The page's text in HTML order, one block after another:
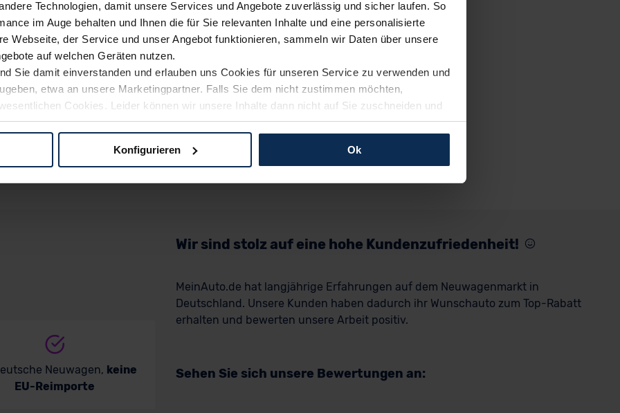
Technologien, damit unsere Services und Angebote zuverlässig und sicher laufen. So
im Auge behalten und Ihnen die für Sie relevanten Inhalte und eine personalisierte
Webseite, der Service und unser Angebot funktionieren, sammeln wir Daten über unsere
auf welchen Geräten nutzen.
Sie damit einverstanden und erlauben uns Cookies für unseren Service zu verwenden und
etwa an unsere Marketingpartner. Falls Sie dem nicht zustimmen möchten,
Cookies. Leider können wir unsere Inhalte dann nicht auf Sie zuschneiden und
Weg zu Ihrem Neuwagen unterstützen. Sie können die Einstellungen jederzeit anpassen
Sie hierzu Ihre Einwilligung freiwillig erteilen. Nähere Informationen zu den bestehenden
Konfigurieren Ok
Neuwagen, keine
EU-Reimporte
Wir sind stolz auf eine hohe Kundenzufriedenheit!
MeinAuto.de hat langjährige Erfahrungen auf dem Neuwagenmarkt in
Deutschland. Unsere Kunden haben dadurch ihr Wunschauto zum Top-Rabatt
erhalten und bewerten unsere Arbeit positiv.
Sehen Sie sich unsere Bewertungen an: